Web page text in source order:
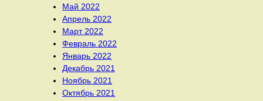
Май 2022
Апрель 2022
Март 2022
Февраль 2022
Январь 2022
Декабрь 2021
Ноябрь 2021
Октябрь 2021